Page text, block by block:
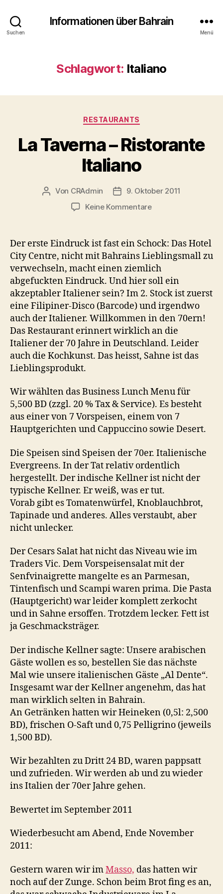
Suchen
Informationen über Bahrain
Menü
Schlagwort: Italiano
Kategorien
RESTAURANTS
La Taverna – Ristorante
Italiano
Beitragsautor
Von CRAdmin Veröffentlichungsdatum
9. Oktober 2011
Keine Kommentarezu
Ristorante
Italiano
Der erste Eindruck ist fast ein Schock: Das Hotel
City Centre, nicht mit Bahrains Lieblingsmall zu
verwechseln, macht einen ziemlich
abgefuckten Eindruck. Und hier soll ein
akzeptabler Italiener sein? Im 2. Stock ist zuerst
eine Filipiner-Disco (Barcode) und irgendwo
auch der Italiener. Willkommen in den 70ern!
Das Restaurant erinnert wirklich an die
Italiener der 70 Jahre in Deutschland. Leider
auch die Kochkunst. Das heisst, Sahne ist das
Lieblingsprodukt.
Wir wählten das Business Lunch Menu für
5,500 BD (zzgl. 20 % Tax & Service). Es besteht
aus einer von 7 Vorspeisen, einem von 7
Hauptgerichten und Cappuccino sowie Desert.
Die Speisen sind Speisen der 70er. Italienische
Evergreens. In der Tat relativ ordentlich
hergestellt. Der indische Kellner ist nicht der
typische Kellner. Er weiß, was er tut.
Vorab gibt es Tomatenwürfel, Knoblauchbrot,
Tapinade und anderes. Alles verstaubt, aber
nicht unlecker.
Der Cesars Salat hat nicht das Niveau wie im
Traders Vic. Dem Vorspeisensalat mit der
Senfvinaigrette mangelte es an Parmesan,
Tintenfisch und Scampi waren prima. Die Pasta
(Hauptgericht) war leider komplett zerkocht
und in Sahne ersoffen. Trotzdem lecker. Fett ist
ja Geschmacksträger.
Der indische Kellner sagte: Unsere arabischen
Gäste wollen es so, bestellen Sie das nächste
Mal wie unsere italienischen Gäste „Al Dente“.
Insgesamt war der Kellner angenehm, das hat
man wirklich selten in Bahrain.
An Getränken hatten wir Heineken (0,5l: 2,500
BD), frischen O-Saft und 0,75 Pelligrino (jeweils
1,500 BD).
Wir bezahlten zu Dritt 24 BD, waren pappsatt
und zufrieden. Wir werden ab und zu wieder
ins Italien der 70er Jahre gehen.
Bewertet im September 2011
Wiederbesucht am Abend, Ende November
2011:
Gestern waren wir imMasso, das hatten wir
noch auf der Zunge. Schon beim Brot fing es an,